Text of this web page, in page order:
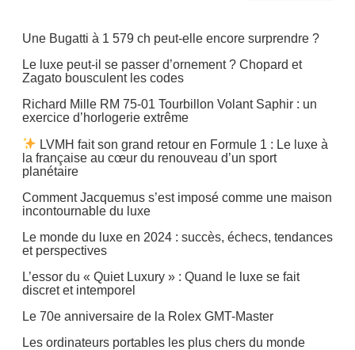
Une Bugatti à 1 579 ch peut-elle encore surprendre ?
Le luxe peut-il se passer d’ornement ? Chopard et
Zagato bousculent les codes
Richard Mille RM 75-01 Tourbillon Volant Saphir : un
exercice d’horlogerie extrême
LVMH fait son grand retour en Formule 1 : Le luxe à
la française au cœur du renouveau d’un sport
planétaire
Comment Jacquemus s’est imposé comme une maison
incontournable du luxe
Le monde du luxe en 2024 : succès, échecs, tendances
et perspectives
L’essor du « Quiet Luxury » : Quand le luxe se fait
discret et intemporel
Le 70e anniversaire de la Rolex GMT-Master
Les ordinateurs portables les plus chers du monde